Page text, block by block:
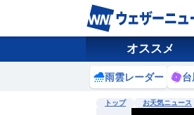
オススメ
雨雲レーダー
トップ お天気ニュース